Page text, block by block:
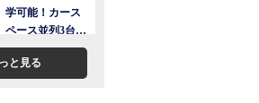
と見る